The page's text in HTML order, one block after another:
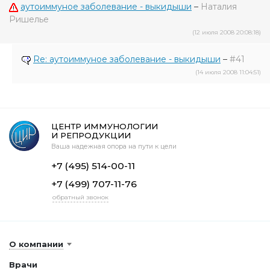
аутоиммуное заболевание - выкидыши – Наталия
Ришелье
(12 июля 2008 20:08:18)
Re: аутоиммуное заболевание - выкидыши – #41
(14 июля 2008 11:04:51)
ЦЕНТР ИММУНОЛОГИИ
И РЕПРОДУКЦИИ
Ваша надежная опора на пути к цели
+7 (495) 514-00-11
+7 (499) 707-11-76
обратный звонок
О компании
Врачи